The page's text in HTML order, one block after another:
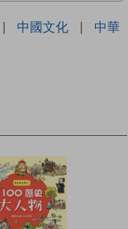
| 中國文化 |
中華